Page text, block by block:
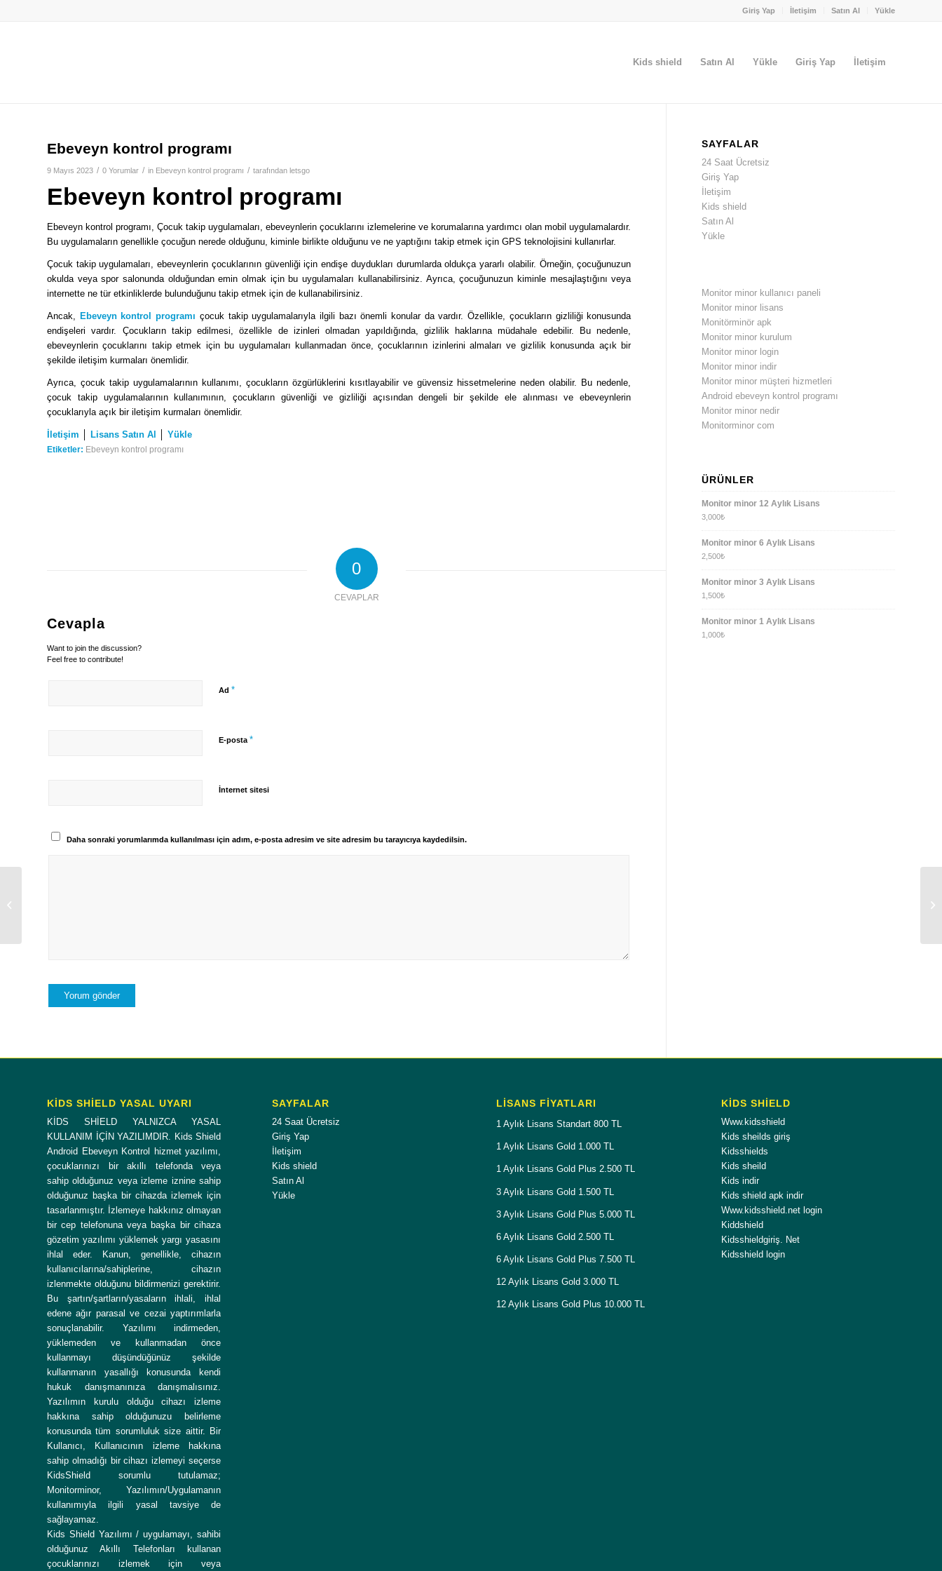
Giriş Yap İletişim Satın Al Yükle
Kids shield Satın Al Yükle Giriş Yap İletişim
Ebeveyn kontrol programı
9 Mayıs 2023 / 0 Yorumlar / in Ebeveyn kontrol programı / tarafından letsgo
Ebeveyn kontrol programı
Ebeveyn kontrol programı, Çocuk takip uygulamaları, ebeveynlerin çocuklarını izlemelerine ve korumalarına yardımcı olan mobil uygulamalardır.
Bu uygulamaların genellikle çocuğun nerede olduğunu, kiminle birlikte olduğunu ve ne yaptığını takip etmek için GPS teknolojisini kullanırlar.
Çocuk takip uygulamaları, ebeveynlerin çocuklarının güvenliği için endişe duydukları durumlarda oldukça yararlı olabilir. Örneğin, çocuğunuzun
okulda veya spor salonunda olduğundan emin olmak için bu uygulamaları kullanabilirsiniz. Ayrıca, çocuğunuzun kiminle mesajlaştığını veya
internette ne tür etkinliklerde bulunduğunu takip etmek için de kullanabilirsiniz.
Ancak, Ebeveyn kontrol programı çocuk takip uygulamalarıyla ilgili bazı önemli konular da vardır. Özellikle, çocukların gizliliği konusunda
endişeleri vardır. Çocukların takip edilmesi, özellikle de izinleri olmadan yapıldığında, gizlilik haklarına müdahale edebilir. Bu nedenle,
ebeveynlerin çocuklarını takip etmek için bu uygulamaları kullanmadan önce, çocuklarının izinlerini almaları ve gizlilik konusunda açık bir
şekilde iletişim kurmaları önemlidir.
Ayrıca, çocuk takip uygulamalarının kullanımı, çocukların özgürlüklerini kısıtlayabilir ve güvensiz hissetmelerine neden olabilir. Bu nedenle,
çocuk takip uygulamalarının kullanımının, çocukların güvenliği ve gizliliği açısından dengeli bir şekilde ele alınması ve ebeveynlerin
çocuklarıyla açık bir iletişim kurmaları önemlidir.
İletişim Lisans Satın Al Yükle
Etiketler: Ebeveyn kontrol programı
0
CEVAPLAR
Cevapla
Want to join the discussion?
Feel free to contribute!
Ad *
E-posta *
İnternet sitesi
Daha sonraki yorumlarımda kullanılması için adım, e-posta adresim ve site adresim bu tarayıcıya kaydedilsin.
SAYFALAR
24 Saat Ücretsiz
Giriş Yap
İletişim
Kids shield
Satın Al
Yükle
Monitor minor kullanıcı paneli
Monitor minor lisans
Monitörminör apk
Monitor minor kurulum
Monitor minor login
Monitor minor indir
Monitor minor müşteri hizmetleri
Android ebeveyn kontrol programı
Monitor minor nedir
Monitorminor com
ÜRÜNLER
Monitor minor 12 Aylık Lisans
3,000₺
Monitor minor 6 Aylık Lisans
2,500₺
Monitor minor 3 Aylık Lisans
1,500₺
Monitor minor 1 Aylık Lisans
1,000₺
KİDS SHİELD YASAL UYARI
KİDS SHİELD YALNIZCA YASAL
KULLANIM İÇİN YAZILIMDIR. Kids Shield
Android Ebeveyn Kontrol hizmet yazılımı,
çocuklarınızı bir akıllı telefonda veya
sahip olduğunuz veya izleme iznine sahip
olduğunuz başka bir cihazda izlemek için
tasarlanmıştır. İzlemeye hakkınız olmayan
bir cep telefonuna veya başka bir cihaza
gözetim yazılımı yüklemek yargı yasasını
ihlal eder. Kanun, genellikle, cihazın
kullanıcılarına/sahiplerine, cihazın
izlenmekte olduğunu bildirmenizi gerektirir.
Bu şartın/şartların/yasaların ihlali, ihlal
edene ağır parasal ve cezai yaptırımlarla
sonuçlanabilir. Yazılımı indirmeden,
yüklemeden ve kullanmadan önce
kullanmayı düşündüğünüz şekilde
kullanmanın yasallığı konusunda kendi
hukuk danışmanınıza danışmalısınız.
Yazılımın kurulu olduğu cihazı izleme
hakkına sahip olduğunuzu belirleme
konusunda tüm sorumluluk size aittir. Bir
Kullanıcı, Kullanıcının izleme hakkına
sahip olmadığı bir cihazı izlemeyi seçerse
KidsShield sorumlu tutulamaz;
Monitorminor, Yazılımın/Uygulamanın
kullanımıyla ilgili yasal tavsiye de
sağlayamaz.
Kids Shield Yazılımı / uygulamayı, sahibi
olduğunuz Akıllı Telefonları kullanan
çocuklarınızı izlemek için veya
SAYFALAR
24 Saat Ücretsiz
Giriş Yap
İletişim
Kids shield
Satın Al
Yükle
LISANS FIYATLARI
1 Aylık Lisans Standart 800 TL
1 Aylık Lisans Gold 1.000 TL
1 Aylık Lisans Gold Plus 2.500 TL
3 Aylık Lisans Gold 1.500 TL
3 Aylık Lisans Gold Plus 5.000 TL
6 Aylık Lisans Gold 2.500 TL
6 Aylık Lisans Gold Plus 7.500 TL
12 Aylık Lisans Gold 3.000 TL
12 Aylık Lisans Gold Plus 10.000 TL
KİDS SHİELD
Www.kidsshield
Kids sheilds giriş
Kidsshields
Kids sheild
Kids indir
Kids shield apk indir
Www.kidsshield.net login
Kiddshield
Kidsshieldgiriş. Net
Kidsshield login